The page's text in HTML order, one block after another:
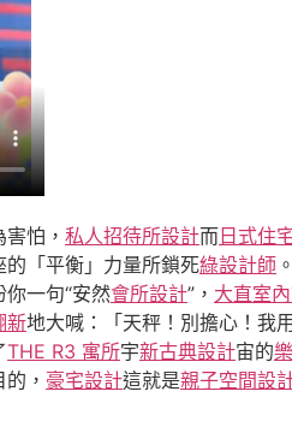
怕， 私人招待所設計而 日式住
的「平衡」力量所鎖死綠設計師
一句“安然會所設計”， 大直室
新地大喊：「天秤！別擔心！我
THE R3 寓所宇新古典設計宙的
的， 豪宅設計這就是親子空間設